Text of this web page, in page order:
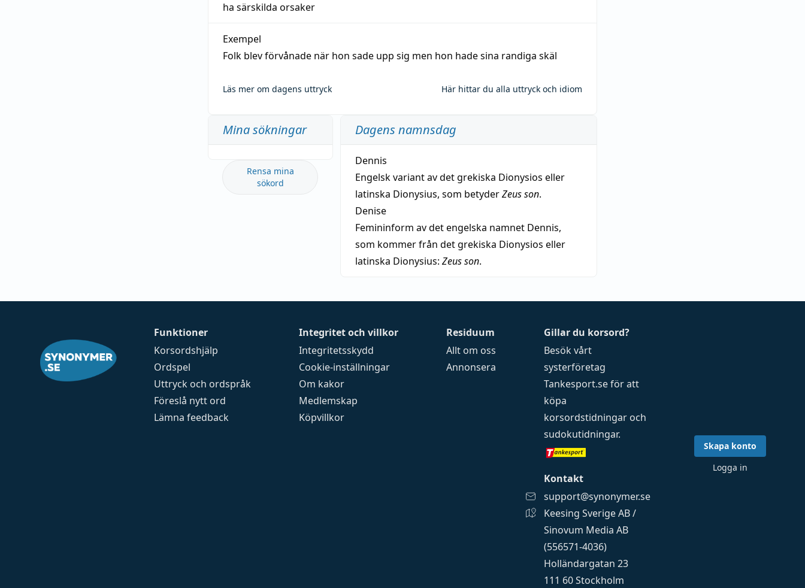
ha särskilda orsaker
Exempel
Folk blev förvånade när hon sade upp sig men hon hade sina randiga skäl
Läs mer om dagens uttryck Här hittar du alla uttryck och idiom
Mina sökningar
Rensa mina
sökord
Dagens namnsdag
Dennis
Engelsk variant av det grekiska Dionysios eller
latinska Dionysius, som betyderZeus son.
Denise
Femininform av det engelska namnet Dennis,
som kommer från det grekiska Dionysios eller
latinska Dionysius: Zeus son.
Funktioner
Korsordshjälp
Ordspel
Uttryck och ordspråk
Föreslå nytt ord
Lämna feedback
Integritet och villkor
Integritetsskydd
Cookie-inställningar
Om kakor
Medlemskap
Köpvillkor
Residuum
Allt om oss
Annonsera
Gillar du korsord?
Besök vårt
systerföretag
Tankesport.seför att
köpa
korsordstidningar och
sudokutidningar.
Kontakt
support@synonymer.se
Keesing Sverige AB /
Sinovum Media AB
(556571-4036)
Holländargatan 23
111 60 Stockholm
Skapa konto
Logga in